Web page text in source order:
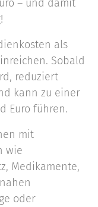
– und damit
als
Sobald
reduziert
kann zu einer
Euro führen.
mit
wie
Medikamente,
oder